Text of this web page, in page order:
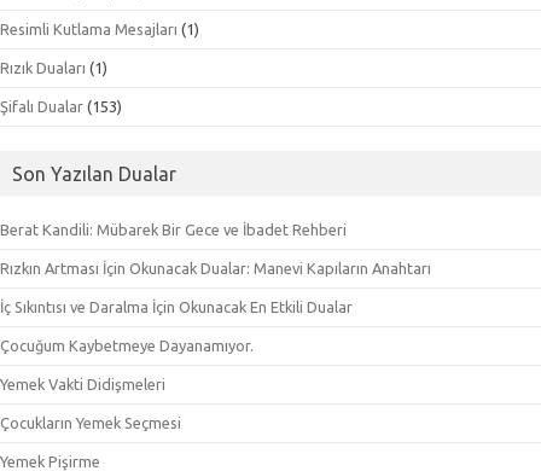
Resimli Kutlama Mesajları (1)
Rızık Duaları (1)
Şifalı Dualar (153)
Son Yazılan Dualar
Berat Kandili: Mübarek Bir Gece ve İbadet Rehberi
Rızkın Artması İçin Okunacak Dualar: Manevi Kapıların Anahtarı
İç Sıkıntısı ve Daralma İçin Okunacak En Etkili Dualar
Çocuğum Kaybetmeye Dayanamıyor.
Yemek Vakti Didişmeleri
Çocukların Yemek Seçmesi
Yemek Pişirme